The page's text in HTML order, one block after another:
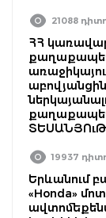
21088
ՀՀ
ՏԵՍԱՆՅՈւԹ
19937
Երևանում
«Honda»